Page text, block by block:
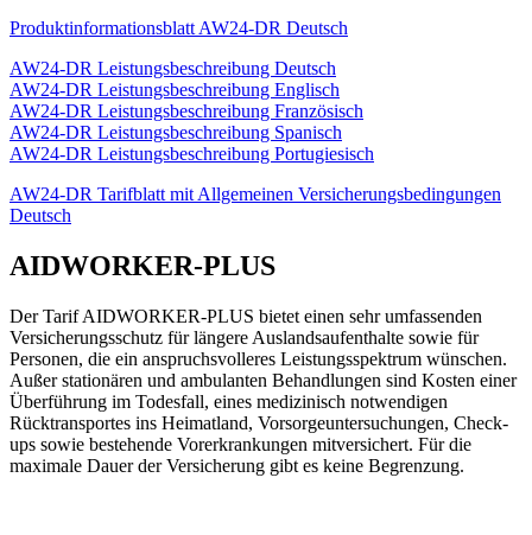
Produktinformationsblatt AW24-DR Deutsch
AW24-DR Leistungsbeschreibung Deutsch
AW24-DR Leistungsbeschreibung Englisch
AW24-DR Leistungsbeschreibung Französisch
AW24-DR Leistungsbeschreibung Spanisch
AW24-DR Leistungsbeschreibung Portugiesisch
AW24-DR Tarifblatt mit Allgemeinen Versicherungsbedingungen
Deutsch
AIDWORKER-PLUS
Der Tarif AIDWORKER-PLUS bietet einen sehr umfassenden
Versicherungsschutz für längere Auslandsaufenthalte sowie für
Personen, die ein anspruchsvolleres Leistungsspektrum wünschen.
Außer stationären und ambulanten Behandlungen sind Kosten einer
Überführung im Todesfall, eines medizinisch notwendigen
Rücktransportes ins Heimatland, Vorsorgeuntersuchungen, Check-
ups sowie bestehende Vorerkrankungen mitversichert. Für die
maximale Dauer der Versicherung gibt es keine Begrenzung.